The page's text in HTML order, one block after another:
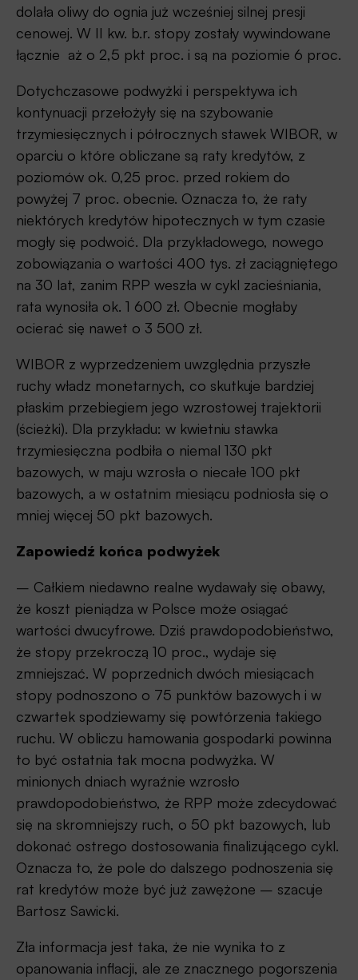
dolała oliwy do ognia już wcześniej silnej presji
cenowej. W II kw. b.r. stopy zostały wywindowane
łącznie aż o 2,5 pkt proc. i są na poziomie 6 proc.
Dotychczasowe podwyżki i perspektywa ich
kontynuacji przełożyły się na szybowanie
trzymiesięcznych i półrocznych stawek WIBOR, w
oparciu o które obliczane są raty kredytów, z
poziomów ok. 0,25 proc. przed rokiem do
powyżej 7 proc. obecnie. Oznacza to, że raty
niektórych kredytów hipotecznych w tym czasie
mogły się podwoić. Dla przykładowego, nowego
zobowiązania o wartości 400 tys. zł zaciągniętego
na 30 lat, zanim RPP weszła w cykl zacieśniania,
rata wynosiła ok. 1 600 zł. Obecnie mogłaby
ocierać się nawet o 3 500 zł.
WIBOR z wyprzedzeniem uwzględnia przyszłe
ruchy władz monetarnych, co skutkuje bardziej
płaskim przebiegiem jego wzrostowej trajektorii
(ścieżki). Dla przykładu: w kwietniu stawka
trzymiesięczna podbiła o niemal 130 pkt
bazowych, w maju wzrosła o niecałe 100 pkt
bazowych, a w ostatnim miesiącu podniosła się o
mniej więcej 50 pkt bazowych.
Zapowiedź końca podwyżek
– Całkiem niedawno realne wydawały się obawy,
że koszt pieniądza w Polsce może osiągać
wartości dwucyfrowe. Dziś prawdopodobieństwo,
że stopy przekroczą 10 proc., wydaje się
zmniejszać. W poprzednich dwóch miesiącach
stopy podnoszono o 75 punktów bazowych i w
czwartek spodziewamy się powtórzenia takiego
ruchu. W obliczu hamowania gospodarki powinna
to być ostatnia tak mocna podwyżka. W
minionych dniach wyraźnie wzrosło
prawdopodobieństwo, że RPP może zdecydować
się na skromniejszy ruch, o 50 pkt bazowych, lub
dokonać ostrego dostosowania finalizującego cykl.
Oznacza to, że pole do dalszego podnoszenia się
rat kredytów może być już zawężone – szacuje
Bartosz Sawicki.
Zła informacja jest taka, że nie wynika to z
opanowania inflacji, ale ze znacznego pogorszenia